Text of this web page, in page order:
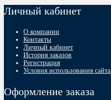
Личный кабинет
О компании
Контакты
Личный кабинет
История заказов
Регистрация
Условия использования сайта
Оформление заказа